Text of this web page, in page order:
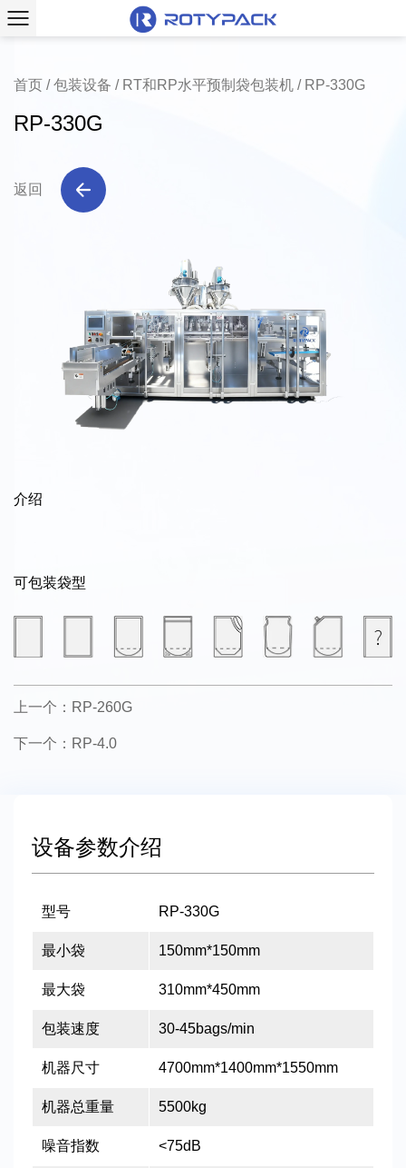
首页 /包装设备 / RT和RP水平预制袋包装机 / RP-330G
RP-330G
返回
介绍
可包装袋型
上一个：RP-260G
下一个：RP-4.0
设备参数介绍
型号 RP-330G
最小袋 150mm*150mm
最大袋 310mm*450mm
包装速度 30-45bags/min
机器尺寸 4700mm*1400mm*1550mm
机器总重量 5500kg
噪音指数 <75dB